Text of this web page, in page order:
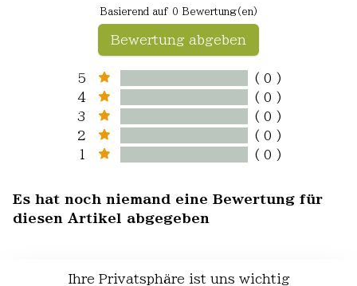
Basierend auf 0 Bewertung(en)
Bewertung abgeben
5
( 0 )
4
( 0 )
3
( 0 )
2
( 0 )
1
( 0 )
Es hat noch niemand eine Bewertung für
diesen Artikel abgegeben
Ihre Privatsphäre ist uns wichtig